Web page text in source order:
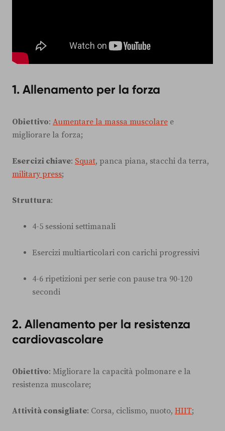
1. Allenamento per la forza
Obiettivo: Aumentare la massa muscolare e
migliorare la forza;
Esercizi chiave: Squat, panca piana, stacchi da terra,
military press;
Struttura:
4-5 sessioni settimanali
Esercizi multiarticolari con carichi progressivi
4-6 ripetizioni per serie con pause tra 90-120
secondi
2. Allenamento per la resistenza
cardiovascolare
Obiettivo: Migliorare la capacità polmonare e la
resistenza muscolare;
Attività consigliate: Corsa, ciclismo, nuoto, HIIT;